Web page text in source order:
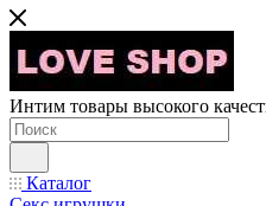
Интим товары высокого
Каталог